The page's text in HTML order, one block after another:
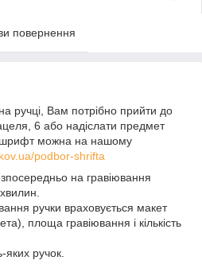
повернення
ручці, Вам потрібно прийти до
6 або надіслати предмет
можна на нашому
podbor-shrifta
на гравіювання
ручки враховується макет
площа гравіювання і кількість
ручок.